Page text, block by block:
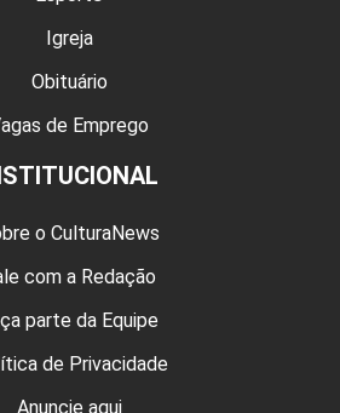
Igreja
Obituário
de Emprego
o CulturaNews
com a Redação
parte da Equipe
de Privacidade
Anuncie aqui